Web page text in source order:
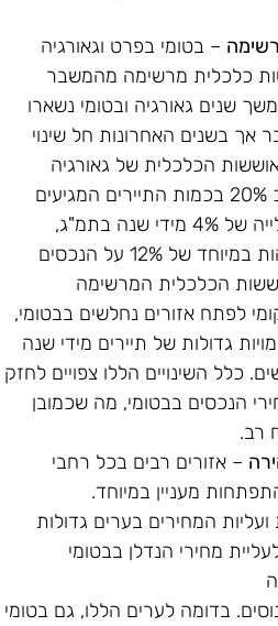
– בטומי בפרט וגאורגיה
כלכלית מרשימה מהמשבר
בשנת 2008. במשך שנים גאורגיה ובטומי נשארו
אך בשנים האחרונות חל שינוי
הכלכלית של גאורגיה
מתבטאת בעלייה של כ 20% בכמות התיירים המגיעים
לגאורגיה בכל שנה, עלייה של 4% מידי שנה בתמ"ג,
תשואות ממוצעות גבוהות במיוחד של 12% על הנכסים
הכלכלית המרשימה
לפתח אזורים נחלשים בבטומי,
גדולות של תיירים מידי שנה
כלל השינויים הללו צפויים לחזק
הנכסים בבטומי, מה שכמובן
רב.
– אזורים רבים בכל רחבי
מעניין במיוחד.
המחירים בערים גדולות
בדומה לערים הללו, גם בטומי